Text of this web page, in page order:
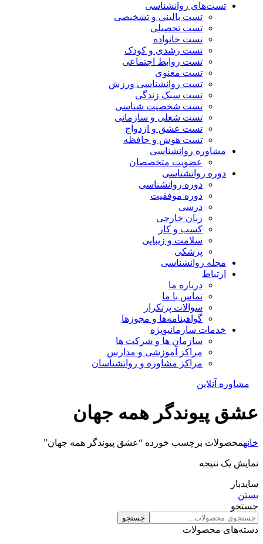
تست‌های روانشناسی
تست بالینی و تشخیصی
تست تحصیلی
تست خانواده
تست رشدی و کودک
تست روابط اجتماعی
تست معنوی
تست روانشناسی ورزش
تست سبک زندگی
تست شخصیت شناسی
تست شغلی و سازمانی
تست عشق و ازدواج
تست هوش و حافظه
مشاوره روانشناسی
عضویت متخصصان
دوره روانشناسی
دوره روانشناسی
دوره موفقیت
درسی
زبان خارجی
کسب و کار
سلامت و زیبایی
پزشکی
مجله روانشناسی
ارتباط
درباره ما
تماس با ما
سوالات پرتکرار
گواهینامه‌ها و مجوزها
خدمات سازمانیویژه
سازمان ها و شرکت ها
مراکز آموزشی و مدارس
مراکز مشاوره و روانشناسان
مشاوره آنلاین
عشق پیوندگر همه جهان
خانهمحصولات برچسب خورده “عشق پیوندگر همه جهان”
نمایش یک نتیجه
سایدبار
بستن
جستجو
جستجو
دسته‌های محصولات